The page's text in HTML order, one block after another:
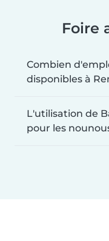
Foire
Combien
disponibles à
L'utilisation de
pour les